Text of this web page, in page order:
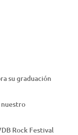
su graduación
nuestro
Rock Festival